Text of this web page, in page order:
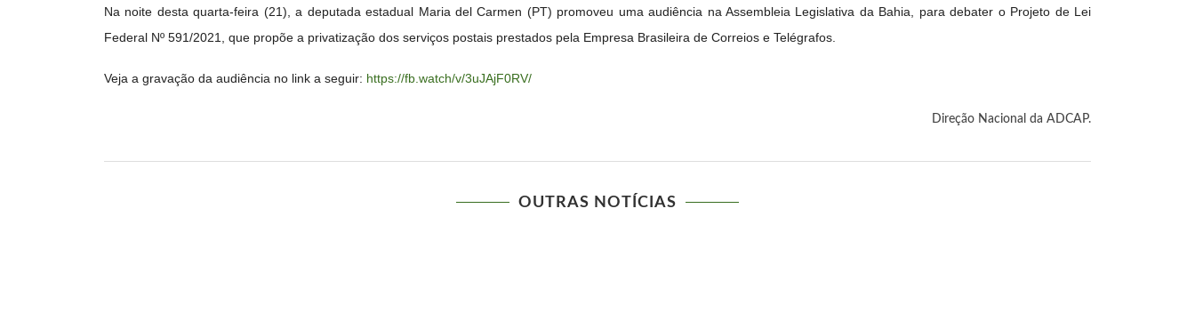
Na noite desta quarta-feira (21), a deputada estadual Maria del Carmen (PT) promoveu uma audiência na Assembleia Legislativa da Bahia, para debater o Projeto de Lei
Federal Nº 591/2021, que propõe a privatização dos serviços postais prestados pela Empresa Brasileira de Correios e Telégrafos.
Veja a gravação da audiência no link a seguir: https://fb.watch/v/3uJAjF0RV/
Direção Nacional da ADCAP.
OUTRAS NOTÍCIAS